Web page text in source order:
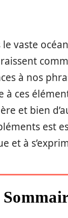
le vaste
à nos
à ces
et bien
est
et à